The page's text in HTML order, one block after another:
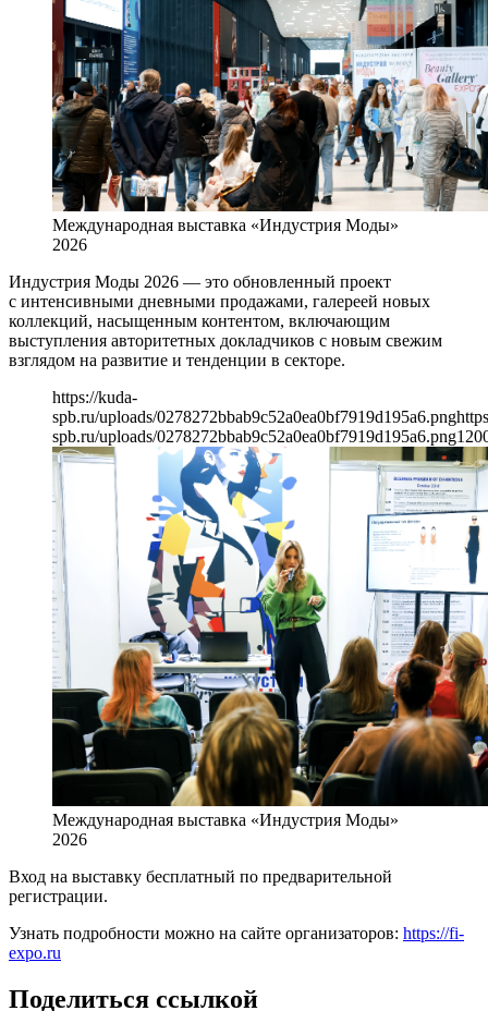
Международная выставка «Индустрия Моды»
2026
Индустрия Моды 2026 — это обновленный проект
с интенсивными дневными продажами, галереей новых
коллекций, насыщенным контентом, включающим
выступления авторитетных докладчиков с новым свежим
взглядом на развитие и тенденции в секторе.
https://kuda-
spb.ru/uploads/0278272bbab9c52a0ea0bf7919d195a6.png
spb.ru/uploads/0278272bbab9c52a0ea0bf7919d195a6.png
Международная выставка «Индустрия Моды»
2026
Вход на выставку бесплатный по предварительной
регистрации.
Узнать подробности можно на сайте организаторов: https://fi-
expo.ru
Поделиться ссылкой